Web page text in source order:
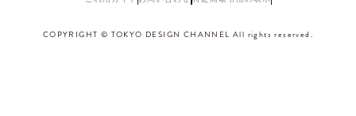
COPYRIGHT © TOKYO DESIGN CHANNEL All rights reserved.